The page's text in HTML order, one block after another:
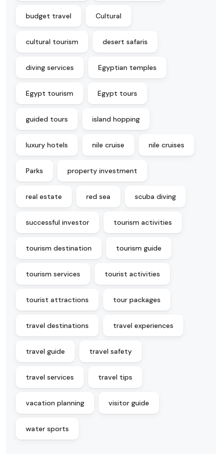
budget travel Cultural
cultural tourism desert safaris
diving services Egyptian temples
Egypt tourism Egypt tours
guided tours island hopping
luxury hotels nile cruise nile cruises
Parks property investment
real estate red sea scuba diving
successful investor tourism activities
tourism destination tourism guide
tourism services tourist activities
tourist attractions tour packages
travel destinations travel experiences
travel guide travel safety
travel services travel tips
vacation planning visitor guide
water sports